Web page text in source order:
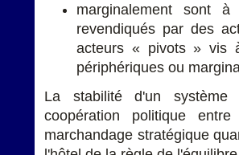
marginalement sont à
revendiqués par des
acteurs « pivots » vis
périphériques ou
La stabilité d'un système
coopération politique
marchandage stratégique